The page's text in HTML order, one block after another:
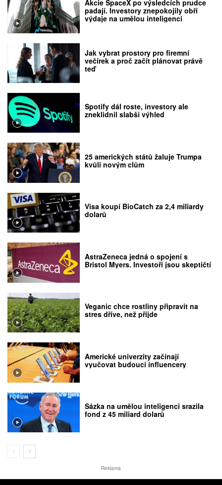
Akcie SpaceX po výsledcích prudce
padají. Investory znepokojily obří
výdaje na umělou inteligenci
Jak vybrat prostory pro firemní
večírek a proč začít plánovat právě
teď
Spotify dál roste, investory ale
zneklidnil slabší výhled
25 amerických států žaluje Trumpa
kvůli novým clům
Visa koupí BioCatch za 2,4 miliardy
dolarů
AstraZeneca jedná o spojení s
Bristol Myers. Investoři jsou skeptičtí
Veganic chce rostliny připravit na
stres dříve, než přijde
Americké univerzity začínají
vyučovat budoucí influencery
Sázka na umělou inteligenci srazila
fond z 45 miliard dolarů
Reklama